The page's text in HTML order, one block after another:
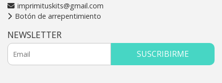
imprimituskits@gmail.com
Botón de arrepentimiento
NEWSLETTER
SUSCRIBIRME